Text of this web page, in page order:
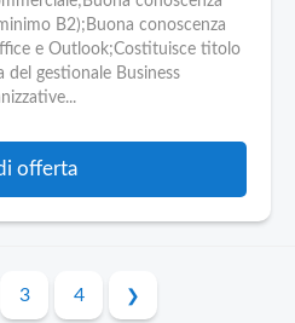
B2);Buona conoscenza
e Outlook;Costituisce titolo
del gestionale Business
offerta
3 4